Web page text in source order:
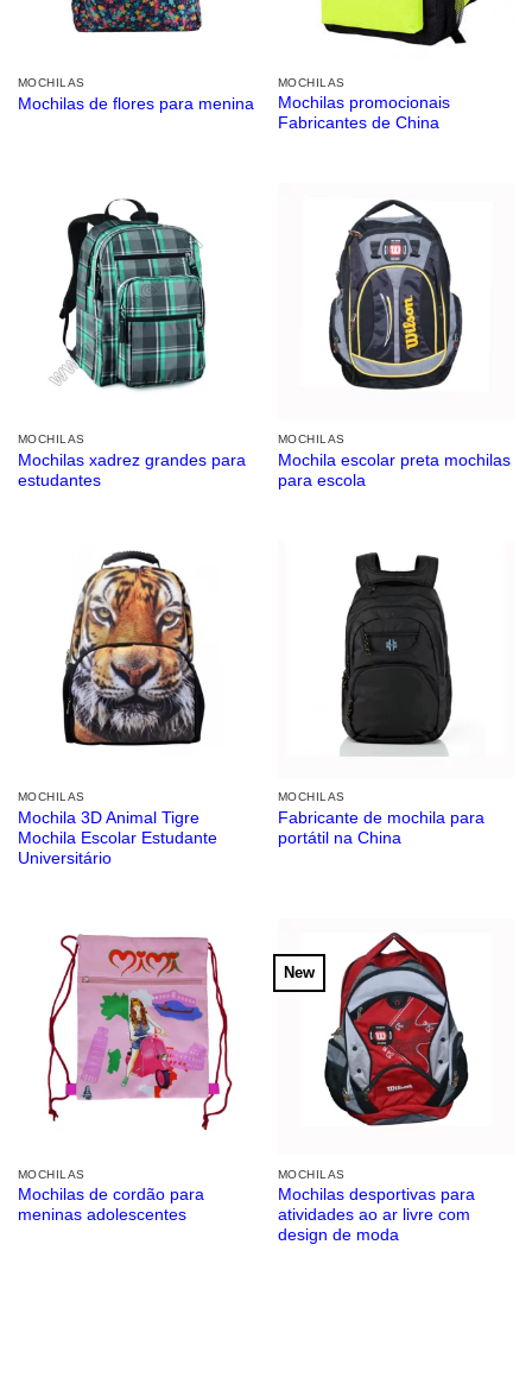
MOCHILAS
Mochilas de flores para menina
MOCHILAS
Mochilas promocionais
Fabricantes de China
MOCHILAS
Mochilas xadrez grandes para
estudantes
MOCHILAS
Mochila escolar preta mochilas
para escola
MOCHILAS
Mochila 3D Animal Tigre
Mochila Escolar Estudante
Universitário
MOCHILAS
Fabricante de mochila para
portátil na China
MOCHILAS
Mochilas de cordão para
meninas adolescentes
New
MOCHILAS
Mochilas desportivas para
atividades ao ar livre com
design de moda